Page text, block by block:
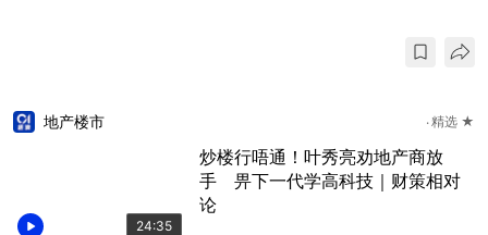
24:35
地产楼市 精选 ★
炒楼行唔通！叶秀亮劝地产商放
手 畀下一代学高科技｜财策相对
论